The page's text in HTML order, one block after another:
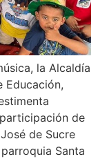
la Alcaldía
Educación,
de
de Sucre
Santa